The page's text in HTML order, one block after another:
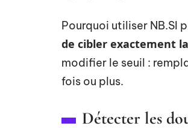
Pourquoi utiliser NB.SI
de cibler exactement
modifier le seuil :
fois ou plus.
Détecter les